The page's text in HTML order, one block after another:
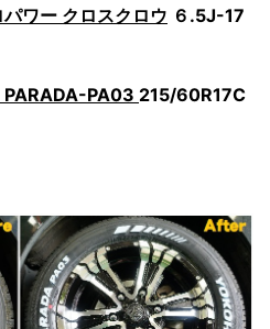
ワー クロスクロウ ６.5J-17
PA03 215/60R17C